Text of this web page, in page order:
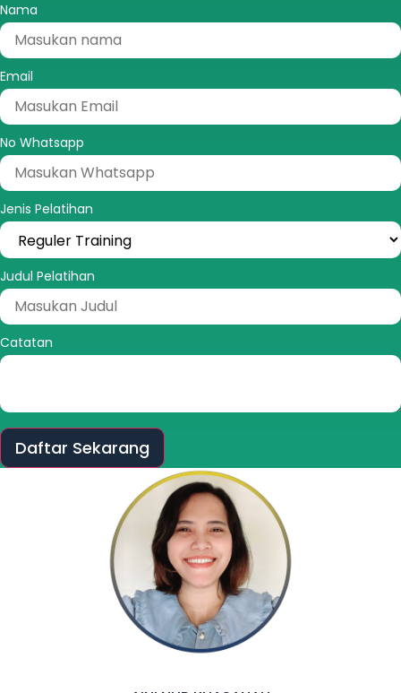
Nama
Email
No Whatsapp
Jenis Pelatihan
Judul Pelatihan
Catatan
Daftar Sekarang